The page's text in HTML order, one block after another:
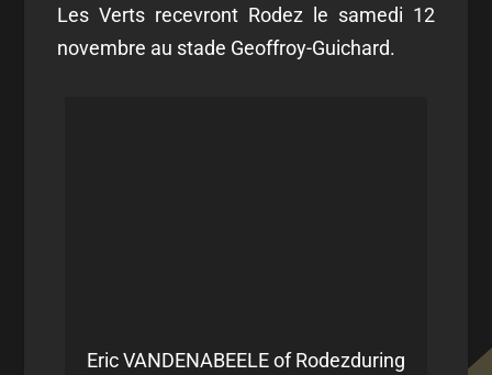
Les Verts recevront Rodez le samedi 12
novembre au stade Geoffroy-Guichard.
Eric VANDENABEELE of Rodezduring